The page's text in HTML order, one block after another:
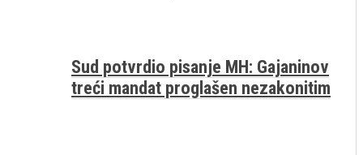
Sud potvrdio pisanje MH: Gajaninov
treći mandat proglašen nezakonitim